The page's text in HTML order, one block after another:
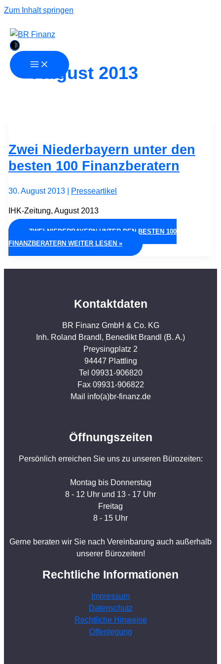
Zum Inhalt springen
August 2013
Zwei Niederbayern unter den
besten 100 Finanzberatern
30. August 2013 | Presseartikel
IHK-Zeitung, August 2013
ZWEI NIEDERBAYERN UNTER DEN BESTEN 100
FINANZBERATERN WEITER LESEN »
Kontaktdaten
BR Finanz GmbH & Co. KG
Inh. Roland Brandl, Benedikt Brandl (B. A.)
Preysingplatz 2
94447 Plattling
Tel 09931-906820
Fax 09931-906822
Mail info(a)br-finanz.de
Öffnungszeiten
Persönlich erreichen Sie uns zu unseren Bürozeiten:
Montag bis Donnerstag
8 - 12 Uhr und 13 - 17 Uhr
Freitag
8 - 15 Uhr
Gerne beraten wir Sie nach Vereinbarung auch außerhalb
unserer Bürozeiten!
Rechtliche Informationen
Impressum
Datenschutz
Rechtliche Hinweise
Offenlegung